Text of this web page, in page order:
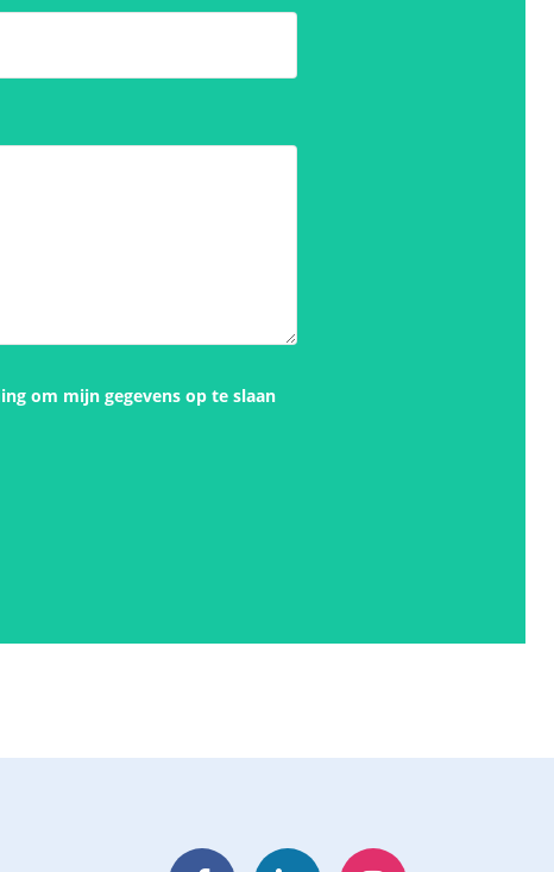
om mijn gegevens op te slaan